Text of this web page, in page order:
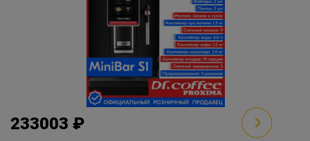
233003 ₽